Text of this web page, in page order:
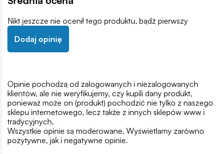
Nikt jeszcze nie ocenił tego produktu, bądź pierwszy
Dodaj opinię
Opinie pochodzą od zalogowanych i niezalogowanych
klientów, ale nie weryfikujemy, czy kupili dany produkt,
ponieważ może on (produkt) pochodzić nie tylko z naszego
sklepu internetowego, lecz także z innych sklepów www i
tradycyjnych.
Wszystkie opinie są moderowane. Wyświetlamy zarówno
pozytywne, jak i negatywne opinie.